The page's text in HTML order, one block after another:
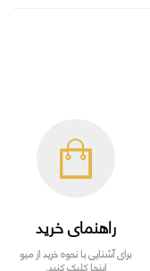
راهنمای خرید
برای آشنایی با نحوه خرید از میو
اینجا کلیک کنید.